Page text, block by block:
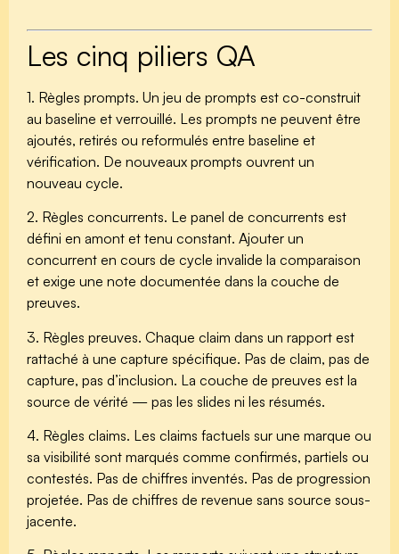
Les cinq piliers QA
1. Règles prompts. Un jeu de prompts est co-construit
au baseline et verrouillé. Les prompts ne peuvent être
ajoutés, retirés ou reformulés entre baseline et
vérification. De nouveaux prompts ouvrent un
nouveau cycle.
2. Règles concurrents. Le panel de concurrents est
défini en amont et tenu constant. Ajouter un
concurrent en cours de cycle invalide la comparaison
et exige une note documentée dans la couche de
preuves.
3. Règles preuves. Chaque claim dans un rapport est
rattaché à une capture spécifique. Pas de claim, pas de
capture, pas d’inclusion. La couche de preuves est la
source de vérité — pas les slides ni les résumés.
4. Règles claims. Les claims factuels sur une marque ou
sa visibilité sont marqués comme confirmés, partiels ou
contestés. Pas de chiffres inventés. Pas de progression
projetée. Pas de chiffres de revenue sans source sous-
jacente.